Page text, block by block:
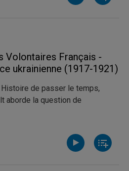
Volontaires Français -
ukrainienne (1917-1921)
de passer le temps,
aborde la question de
d’instabilité. De son côté,
décrit comment la propagande
convaincu 10 000 Français de